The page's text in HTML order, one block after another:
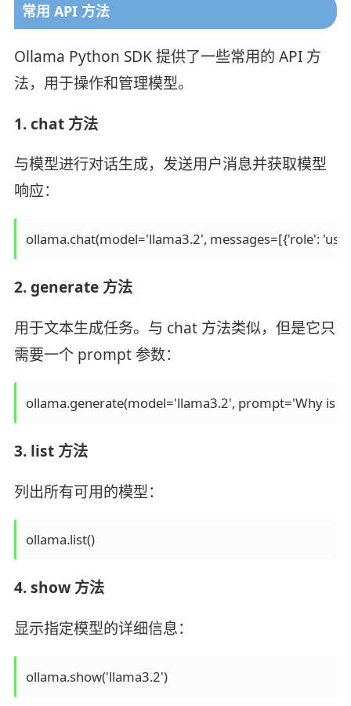
常用 API 方法
Ollama Python SDK 提供了一些常用的 API 方
法，用于操作和管理模型。
1. chat 方法
与模型进行对话生成，发送用户消息并获取模型
响应：
ollama.chat(model='llama3.2', messages=[{'role':
2. generate 方法
用于文本生成任务。与 chat 方法类似，但是它只
需要一个 prompt 参数：
ollama.generate(model='llama3.2', prompt='Why is
3. list 方法
列出所有可用的模型：
ollama.list()
4. show 方法
显示指定模型的详细信息：
ollama.show('llama3.2')